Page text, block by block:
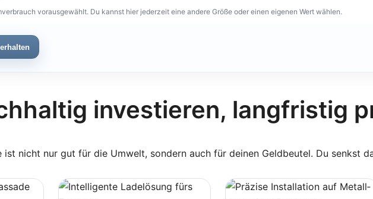
vorausgewählt. Du kannst hier jederzeit eine andere Größe oder einen eigenen Wert wählen.
investieren, langfristig
ist nicht nur gut für die Umwelt, sondern auch für deinen Geldbeutel. Du senkst